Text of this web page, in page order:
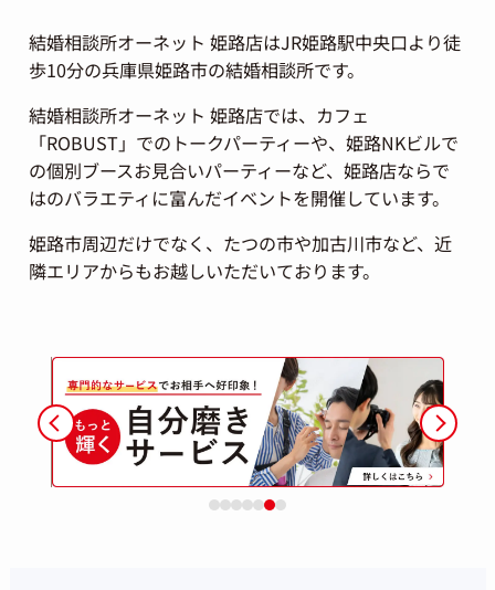
結婚相談所オーネット 姫路店はJR姫路駅中央口より徒
歩10分の兵庫県姫路市の結婚相談所です。
結婚相談所オーネット 姫路店では、カフェ
「ROBUST」でのトークパーティーや、姫路NKビルで
の個別ブースお見合いパーティーなど、姫路店ならで
はのバラエティに富んだイベントを開催しています。
姫路市周辺だけでなく、たつの市や加古川市など、近
隣エリアからもお越しいただいております。